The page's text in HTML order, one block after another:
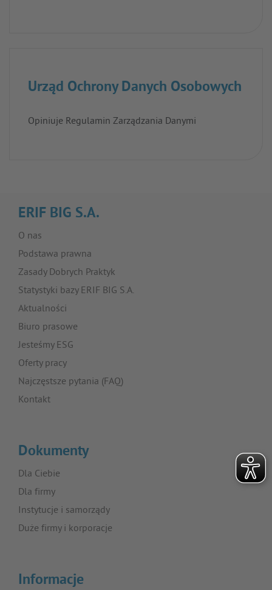
Urząd Ochrony Danych Osobowych
Opiniuje Regulamin Zarządzania Danymi
ERIF BIG S.A.
O nas
Podstawa prawna
Zasady Dobrych Praktyk
Statystyki bazy ERIF BIG S.A.
Aktualności
Biuro prasowe
Jesteśmy ESG
Oferty pracy
Najczęstsze pytania (FAQ)
Kontakt
Dokumenty
Dla Ciebie
Dla firmy
Instytucje i samorządy
Duże firmy i korporacje
Informacje